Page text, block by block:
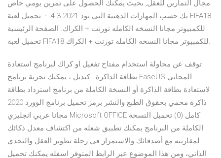
مجال التمارين للعقل, بحيث يمكنك الحصول على تمرين يومي خاص
بك حسب المهارات الذهنية التي تود 2021-3-4 · تحميل لعبة FIFA18
للكمبيوتر مجانا النسخه الكامله تورنت + الكراك. الصفحة الرئيسية
تحميل لعبة FIFA18 للكمبيوتر مجانا النسخه الكامله تورنت + الكراك.
توقف عن محاولة استخدام مفتاح تفعيل او كراك لبرنامج استعادة
بطاقة الذاكرة ! كبديل ، يمكنك تجربة برنامج EaseUS المجاني
لاستعادة بطاقة الذاكرة أو النسخة الكاملة من برنامج استرداد بطاقة
ذاكرة محمي بحقوق الطبع والنشر برمز تحميل برنامج الوورد 2020
مجانا عربي انجليزي Microsoft OFFICE كامل (0) تحميل النسخة
الكاملة من البرنامج يمكنك تطبيق شعله من اكتشاف معدل ذكائك
لمقارنته مع أصدقائك والاستمرار في رحلة تطوير العقل والتحدي
الذاتي، ومن هذا الموضوع عبر الرابط المتوفر اسفله يمكنك تحميل